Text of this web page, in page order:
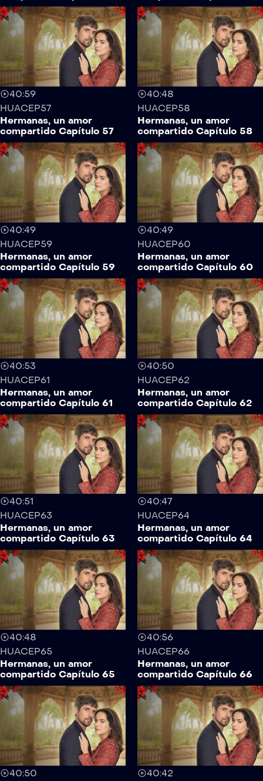
40:59
HUACEP57
Hermanas, un amor
compartido Capítulo 57
40:48
HUACEP58
Hermanas, un amor
compartido Capítulo 58
40:49
HUACEP59
Hermanas, un amor
compartido Capítulo 59
40:49
HUACEP60
Hermanas, un amor
compartido Capítulo 60
40:53
HUACEP61
Hermanas, un amor
compartido Capítulo 61
40:50
HUACEP62
Hermanas, un amor
compartido Capítulo 62
40:51
HUACEP63
Hermanas, un amor
compartido Capítulo 63
40:47
HUACEP64
Hermanas, un amor
compartido Capítulo 64
40:48
HUACEP65
Hermanas, un amor
compartido Capítulo 65
40:56
HUACEP66
Hermanas, un amor
compartido Capítulo 66
40:50
40:42